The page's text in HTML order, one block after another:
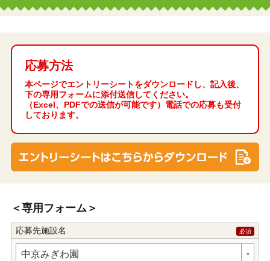
応募方法
本ページでエントリーシートをダウンロードし、記入後、
下の専用フォームに添付送信してください。
（Excel、PDFでの送信が可能です）電話での応募も受付
しております。
専用フォーム
応募先施設名